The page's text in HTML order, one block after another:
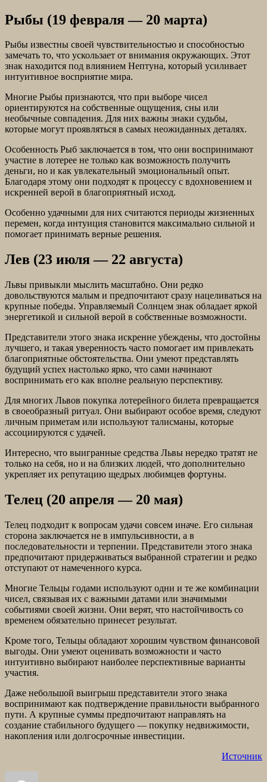
Рыбы (19 февраля — 20 марта)
Рыбы известны своей чувствительностью и способностью
замечать то, что ускользает от внимания окружающих. Этот
знак находится под влиянием Нептуна, который усиливает
интуитивное восприятие мира.
Многие Рыбы признаются, что при выборе чисел
ориентируются на собственные ощущения, сны или
необычные совпадения. Для них важны знаки судьбы,
которые могут проявляться в самых неожиданных деталях.
Особенность Рыб заключается в том, что они воспринимают
участие в лотерее не только как возможность получить
деньги, но и как увлекательный эмоциональный опыт.
Благодаря этому они подходят к процессу с вдохновением и
искренней верой в благоприятный исход.
Особенно удачными для них считаются периоды жизненных
перемен, когда интуиция становится максимально сильной и
помогает принимать верные решения.
Лев (23 июля — 22 августа)
Львы привыкли мыслить масштабно. Они редко
довольствуются малым и предпочитают сразу нацеливаться на
крупные победы. Управляемый Солнцем знак обладает яркой
энергетикой и сильной верой в собственные возможности.
Представители этого знака искренне убеждены, что достойны
лучшего, и такая уверенность часто помогает им привлекать
благоприятные обстоятельства. Они умеют представлять
будущий успех настолько ярко, что сами начинают
воспринимать его как вполне реальную перспективу.
Для многих Львов покупка лотерейного билета превращается
в своеобразный ритуал. Они выбирают особое время, следуют
личным приметам или используют талисманы, которые
ассоциируются с удачей.
Интересно, что выигранные средства Львы нередко тратят не
только на себя, но и на близких людей, что дополнительно
укрепляет их репутацию щедрых любимцев фортуны.
Телец (20 апреля — 20 мая)
Телец подходит к вопросам удачи совсем иначе. Его сильная
сторона заключается не в импульсивности, а в
последовательности и терпении. Представители этого знака
предпочитают придерживаться выбранной стратегии и редко
отступают от намеченного курса.
Многие Тельцы годами используют одни и те же комбинации
чисел, связывая их с важными датами или значимыми
событиями своей жизни. Они верят, что настойчивость со
временем обязательно принесет результат.
Кроме того, Тельцы обладают хорошим чувством финансовой
выгоды. Они умеют оценивать возможности и часто
интуитивно выбирают наиболее перспективные варианты
участия.
Даже небольшой выигрыш представители этого знака
воспринимают как подтверждение правильности выбранного
пути. А крупные суммы предпочитают направлять на
создание стабильного будущего — покупку недвижимости,
накопления или долгосрочные инвестиции.
Источник